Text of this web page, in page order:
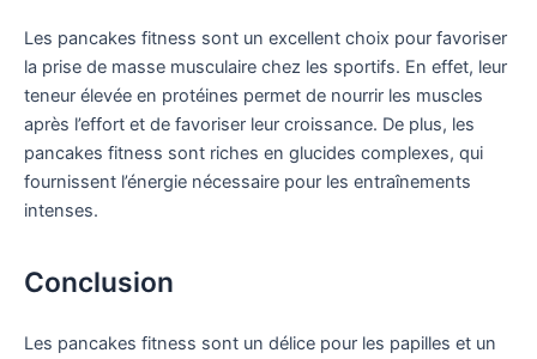
Les pancakes fitness sont un excellent choix pour favoriser
la prise de masse musculaire chez les sportifs. En effet, leur
teneur élevée en protéines permet de nourrir les muscles
après l’effort et de favoriser leur croissance. De plus, les
pancakes fitness sont riches en glucides complexes, qui
fournissent l’énergie nécessaire pour les entraînements
intenses.
Conclusion
Les pancakes fitness sont un délice pour les papilles et un